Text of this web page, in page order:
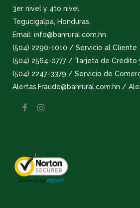
3er nivel y 4to nivel.
Tegucigalpa, Honduras.
Email: info@banrural.com.hn
(504) 2290-1010 / Servicio al Cliente
(504) 2564-0777 / Tarjeta de Crédito
(504) 2247-3379 / Servicio de
Alertas.Fraude@banrural.com.hn /